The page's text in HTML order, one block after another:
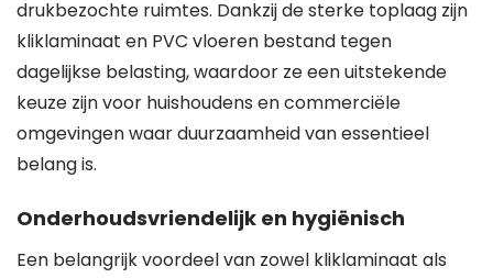
drukbezochte ruimtes. Dankzij de sterke toplaag zijn
kliklaminaat en PVC vloeren bestand tegen
dagelijkse belasting, waardoor ze een uitstekende
keuze zijn voor huishoudens en commerciële
omgevingen waar duurzaamheid van essentieel
belang is.
Onderhoudsvriendelijk en hygiënisch
Een belangrijk voordeel van zowel kliklaminaat als